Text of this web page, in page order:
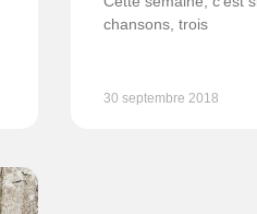
chansons, trois
30 septembre 2018